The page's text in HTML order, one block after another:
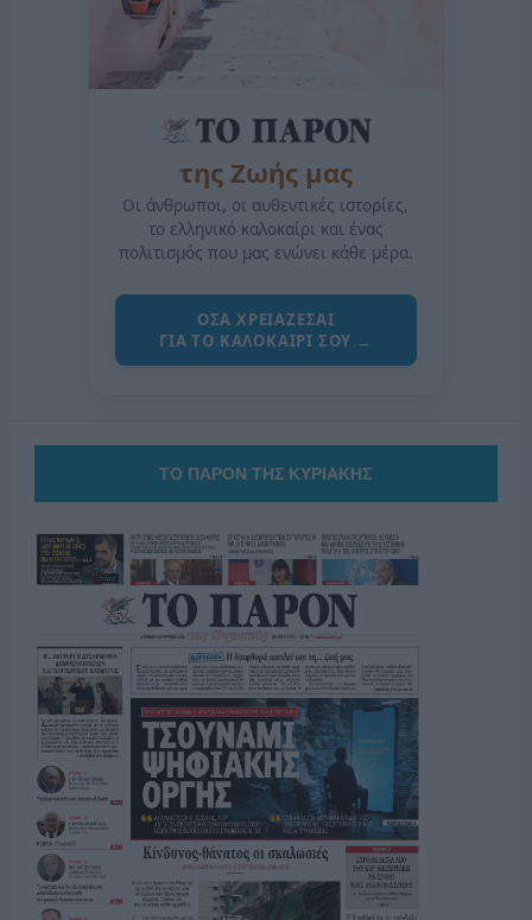
της Ζωής μας
Οι άνθρωποι, οι αυθεντικές ιστορίες,
το ελληνικό καλοκαίρι και ένας
πολιτισμός που μας ενώνει κάθε μέρα.
ΟΣΑ ΧΡΕΙΑΖΕΣΑΙ
ΓΙΑ ΤΟ ΚΑΛΟΚΑΙΡΙ ΣΟΥ →
ΤΟ ΠΑΡΟΝ ΤΗΣ ΚΥΡΙΑΚΗΣ